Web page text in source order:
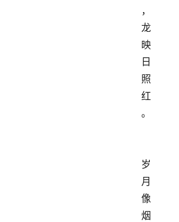
，
龙
映
日
照
红
。
岁
月
像
烟